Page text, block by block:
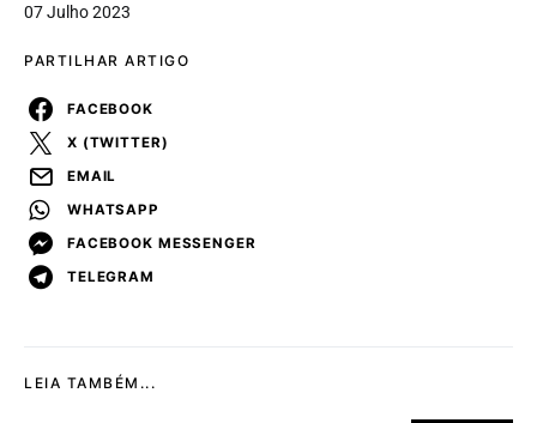
07 Julho 2023
PARTILHAR ARTIGO
FACEBOOK
X (TWITTER)
EMAIL
WHATSAPP
FACEBOOK MESSENGER
TELEGRAM
LEIA TAMBÉM...